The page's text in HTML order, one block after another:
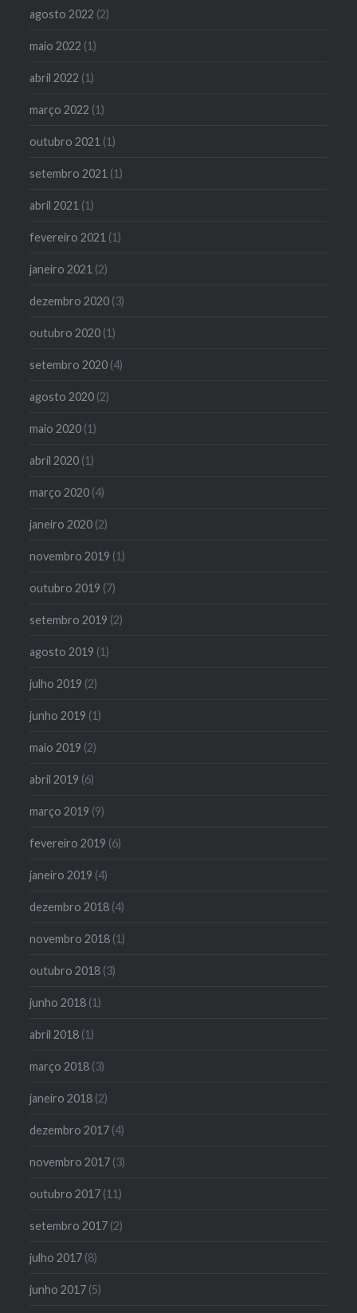
agosto 2022 (2)
maio 2022 (1)
abril 2022 (1)
março 2022 (1)
outubro 2021 (1)
setembro 2021 (1)
abril 2021 (1)
fevereiro 2021 (1)
janeiro 2021 (2)
dezembro 2020 (3)
outubro 2020 (1)
setembro 2020 (4)
agosto 2020 (2)
maio 2020 (1)
abril 2020 (1)
março 2020 (4)
janeiro 2020 (2)
novembro 2019 (1)
outubro 2019 (7)
setembro 2019 (2)
agosto 2019 (1)
julho 2019 (2)
junho 2019 (1)
maio 2019 (2)
abril 2019 (6)
março 2019 (9)
fevereiro 2019 (6)
janeiro 2019 (4)
dezembro 2018 (4)
novembro 2018 (1)
outubro 2018 (3)
junho 2018 (1)
abril 2018 (1)
março 2018 (3)
janeiro 2018 (2)
dezembro 2017 (4)
novembro 2017 (3)
outubro 2017 (11)
setembro 2017 (2)
julho 2017 (8)
junho 2017 (5)